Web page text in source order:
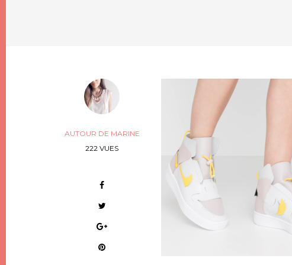
AUTOUR DE MARINE
222 VUES